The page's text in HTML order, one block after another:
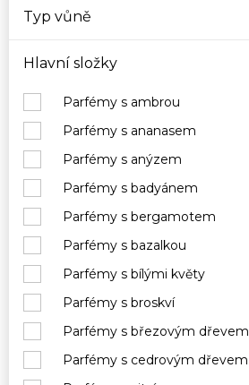
Typ vůně
Hlavní složky
Parfémy s ambrou
Parfémy s ananasem
Parfémy s anýzem
Parfémy s badyánem
Parfémy s bergamotem
Parfémy s bazalkou
Parfémy s bílými květy
Parfémy s broskví
Parfémy s březovým dřevem
Parfémy s cedrovým dřevem